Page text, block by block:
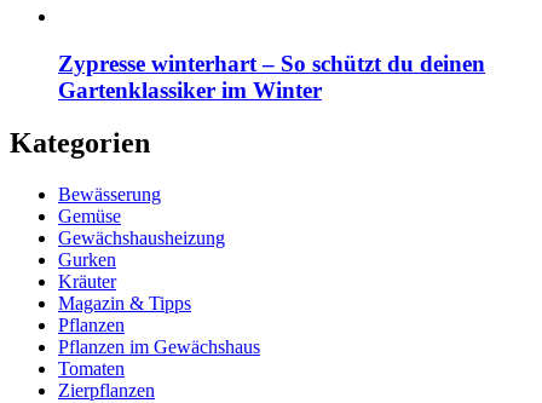
Zypresse winterhart – So schützt du deinen
Gartenklassiker im Winter
Kategorien
Bewässerung
Gemüse
Gewächshausheizung
Gurken
Kräuter
Magazin & Tipps
Pflanzen
Pflanzen im Gewächshaus
Tomaten
Zierpflanzen